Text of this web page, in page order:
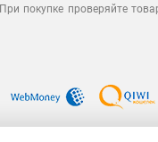
покупке проверяйте